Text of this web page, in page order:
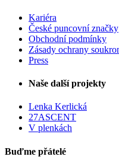
Kariéra
České puncovní značky
Obchodní podmínky
Zásady ochrany
Press
Naše další projekty
Lenka Kerlická
27ASCENT
V plenkách
Buďme přátelé